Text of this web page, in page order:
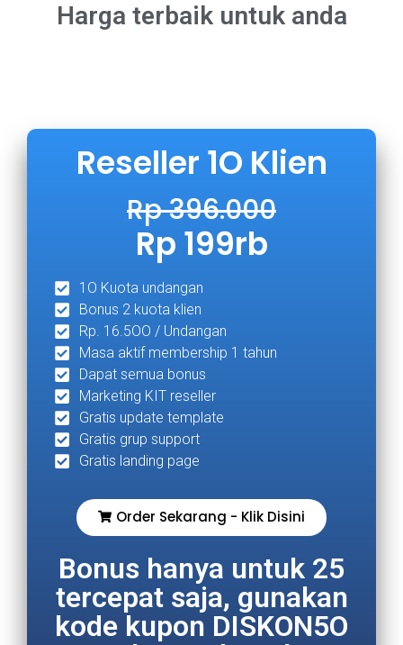
Harga terbaik untuk anda
Reseller 1O Klien
Rp 396.000
Rp 199rb
1O Kuota undangan
Bonus 2 kuota klien
Rp. 16.5OO / Undangan
Masa aktif membership 1 tahun
Dapat semua bonus
Marketing KIT reseller
Gratis update template
Gratis grup support
Gratis landing page
Order Sekarang - Klik Disini
Bonus hanya untuk 25
tercepat saja, gunakan
kode kupon DISKON5O